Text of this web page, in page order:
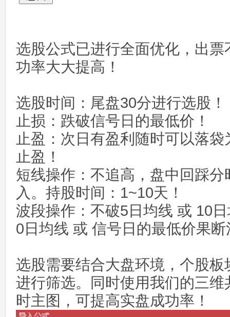
选股公式已进行全面优化，出
功率大大提高！
选股时间：尾盘30分进行选股！
止损：跌破信号日的最低价！
止盈：次日有盈利随时可以落
止盈！
短线操作：不追高，盘中回踩
入。持股时间：1~10天！
波段操作：不破5日均线 或 10
0日均线 或 信号日的最低价果断
选股需要结合大盘环境，个股
进行筛选。同时使用我们的三
时主图，可提高实盘成功率！